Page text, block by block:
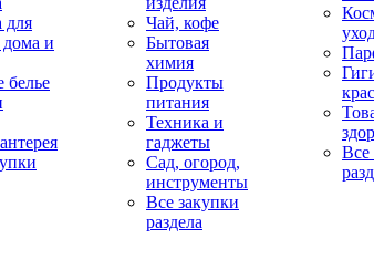
для
дома и
Чай, кофе
Бытовая
химия
Продукты
питания
Техника и
гаджеты
Сад, огород,
инструменты
Все закупки
раздела
Все